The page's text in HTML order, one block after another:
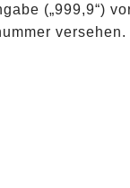
(„999,9“)
versehen.